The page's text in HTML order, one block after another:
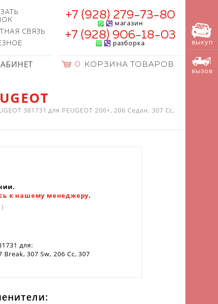
СВЯЗЬ
+7 (928) 279-73-80
магазин
+7 (928) 906-18-03
разборка
0 КОРЗИНА ТОВАРОВ
381731 для PEUGEOT 206+, 206 Седан, 307 Cc,
к нашему менеджеру.
для:
307 Sw, 206 Cc, 307
выкуп
вызов